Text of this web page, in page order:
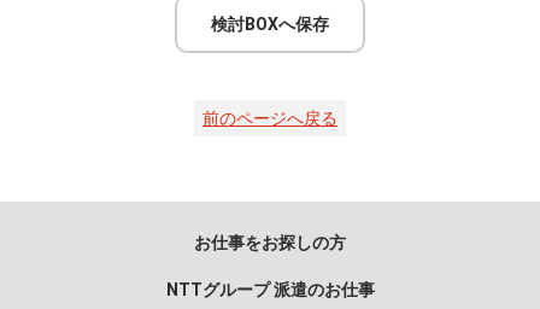
検討BOXへ保存
前のページへ戻る
お仕事をお探しの方
NTTグループ 派遣のお仕事